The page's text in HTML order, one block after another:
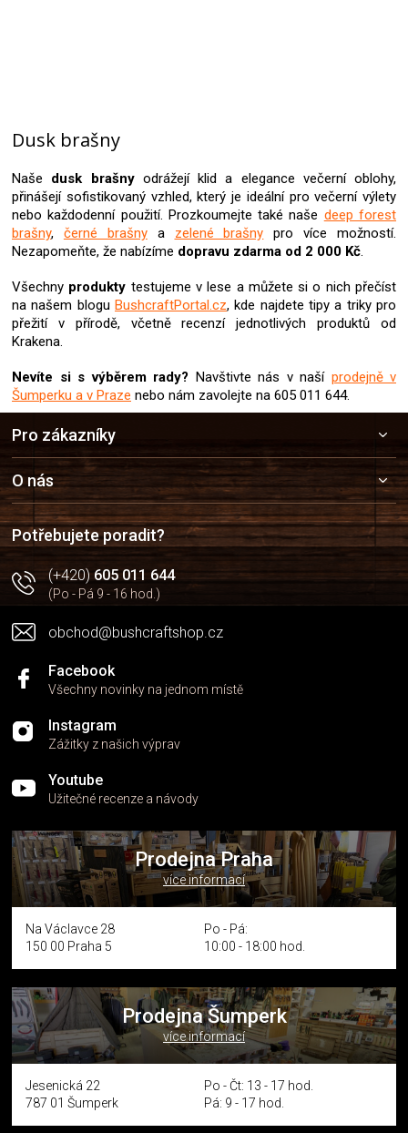
Dusk brašny
Naše dusk brašnyodrážejí klid a elegance večerní oblohy,
přinášejí sofistikovaný vzhled, který je ideální pro večerní výlety
nebo každodenní použití. Prozkoumejte také naše deep forest
brašny, černé brašnya zelené brašny pro více možností.
Nezapomeňte, že nabízíme dopravu zdarma od 2 000 Kč.
Všechny produkty testujeme v lese a můžete si o nich přečíst
na našem blogu BushcraftPortal.cz, kde najdete tipy a triky pro
přežití v přírodě, včetně recenzí jednotlivých produktů od
Krakena.
Nevíte si s výběrem rady? Navštivte nás v naší prodejně v
Šumperku a v Praze nebo nám zavolejte na 605 011 644.
a
t
í
Pro zákazníky
O nás
Potřebujete poradit?
(+420)605 011 644
(Po - Pá 9 - 16 hod.)
obchod@bushcraftshop.cz
Facebook
Všechny novinky na jednom místě
Instagram
Zážitky z našich výprav
Youtube
Užitečné recenze a návody
Prodejna Praha
více informací
Na Václavce 28
150 00 Praha 5
Po - Pá:
10:00 - 18:00 hod.
Prodejna Šumperk
více informací
Jesenická 22
787 01 Šumperk
Po - Čt: 13 - 17 hod.
Pá: 9 - 17 hod.